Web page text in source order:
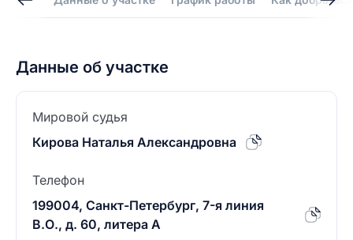
Данные об участке
Мировой судья
Кирова Наталья Александровна
Телефон
199004, Санкт-Петербург, 7-я линия
В.О., д. 60, литера А